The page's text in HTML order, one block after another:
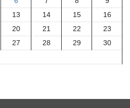
13 14 15
16
20 21 22
23
27 28 29
30